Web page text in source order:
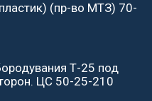
(пр-во МТЗ) 70-
Т-25 под
ЦС 50-25-210